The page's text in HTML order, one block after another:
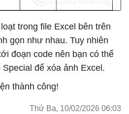
trong file Excel bên trên
gọn như nhau. Tuy nhiên
đoạn code nên bạn có thể
để xóa ảnh Excel.
thành công!
Thứ Ba, 10/02/2026 06:03